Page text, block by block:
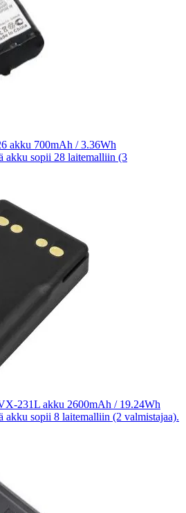
akku 700mAh / 3.36Wh
akku sopii 28 laitemalliin (3
231L akku 2600mAh / 19.24Wh
akku sopii 8 laitemalliin (2 valmistajaa).